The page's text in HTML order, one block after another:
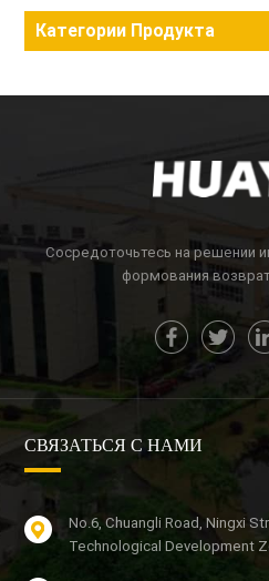
Категории Продукта
Сосредоточьтесь на решении
формования
СВЯЗАТЬСЯ С НАМИ
No.6, Chuangli Road, Ningxi
Technological Development